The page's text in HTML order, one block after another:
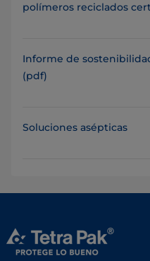
polímeros reciclados
Informe de
(pdf)
Soluciones asépticas